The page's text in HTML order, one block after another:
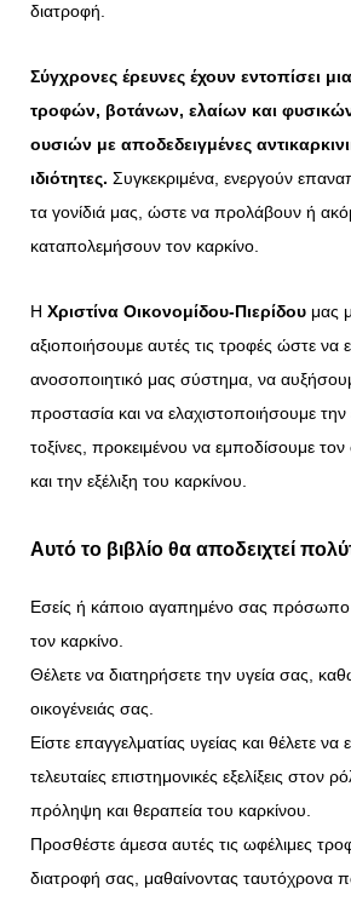
διατροφή.
Σύγχρονες έρευνες έχουν εντοπίσει
τροφών, βοτάνων, ελαίων και
ουσιών με αποδεδειγμένες
ιδιότητες. Συγκεκριμένα, ενεργούν
τα γονίδιά μας, ώστε να προλάβουν ή
καταπολεμήσουν τον καρκίνο.
Η Χριστίνα Οικονομίδου-Πιερίδου μας
αξιοποιή­­σουμε αυτές τις τροφές ώστε να
ανοσοποιητικό μας σύστημα, να
προστασία και να ελαχιστοποιήσουμε
τοξίνες, προκειμένου να εμποδίσουμε
και την εξέλιξη του καρκίνου.
Αυτό το βιβλίο θα αποδειχτεί
Εσείς ή κάποιο αγαπημένο σας πρόσωπο
τον καρκίνο.
Θέλετε να διατηρήσετε την υγεία σας,
οικογένειάς σας.
Είστε επαγγελματίας υγείας και θέλετε να
τελευταίες επιστημονικές εξελίξεις στον
πρόληψη και θεραπεία του καρκίνου.
Προσθέστε άμεσα αυτές τις ωφέλιμες
διατροφή σας, μαθαίνοντας ταυτόχρονα